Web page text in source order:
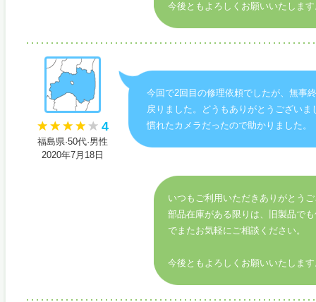
今後ともよろしくお願いいたしま
4
福島県·50代·男性
2020年7月18日
今回で2回目の修理依頼でしたが、無事
戻りました。どうもありがとうございま
慣れたカメラだったので助かりました。
いつもご利用いただきありがとう
部品在庫がある限りは、旧製品で
でまたお気軽にご相談ください。
今後ともよろしくお願いいたしま